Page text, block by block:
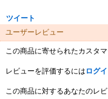
ツイート
ユーザーレビュー
この商品に寄せられたカスタ
レビューを評価するには ログ
この商品に対するあなたのレ